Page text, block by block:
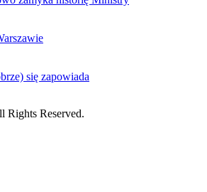
się zapowiada
Rights Reserved.